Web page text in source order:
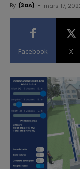
By (3DA) - mars 17,
Facebook X